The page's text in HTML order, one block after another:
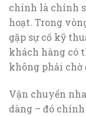
chính là chính
hoạt. Trong
gặp sự cố kỹ
khách hàng có
không phải chờ
Vận chuyển
dàng – đó